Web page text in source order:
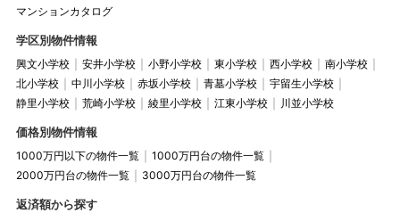
マンションカタログ
学区別物件情報
興文小学校 安井小学校 小野小学校 東小学校 西小学校
南小学校
北小学校
中川小学校 赤坂小学校 青墓小学校
宇留生小学校
静里小学校
荒崎小学校 綾里小学校 江東小学校 川並小学校
価格別物件情報
1000万円以下の物件一覧
1000万円台の物件一覧
2000万円台の物件一覧
3000万円台の物件一覧
返済額から探す